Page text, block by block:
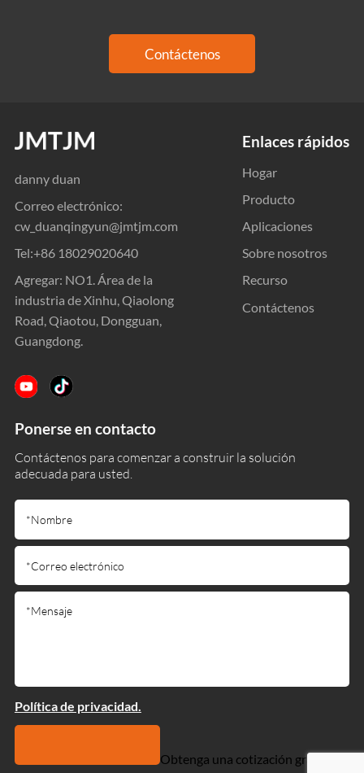
Contáctenos
danny duan
Correo electrónico:
cw_duanqingyun@jmtjm.com
Tel:+86 18029020640
Agregar: NO1. Área de la
industria de Xinhu, Qiaolong
Road, Qiaotou, Dongguan,
Guangdong.
Enlaces rápidos
Hogar
Producto
Aplicaciones
Sobre nosotros
Recurso
Contáctenos
Ponerse en contacto
Contáctenos para comenzar a construir la solución
adecuada para usted.
Política de privacidad.
Obtenga una cotización gratuita